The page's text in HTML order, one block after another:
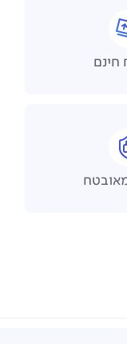
חינם